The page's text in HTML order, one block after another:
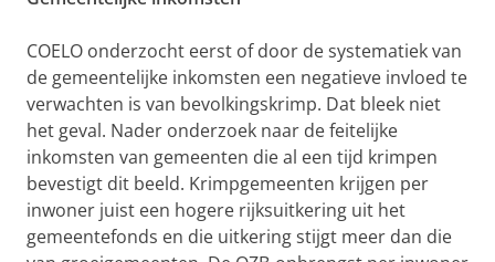
COELO onderzocht eerst of door de systematiek van
de gemeentelijke inkomsten een negatieve invloed te
verwachten is van bevolkingskrimp. Dat bleek niet
het geval. Nader onderzoek naar de feitelijke
inkomsten van gemeenten die al een tijd krimpen
bevestigt dit beeld. Krimpgemeenten krijgen per
inwoner juist een hogere rijksuitkering uit het
gemeentefonds en die uitkering stijgt meer dan die